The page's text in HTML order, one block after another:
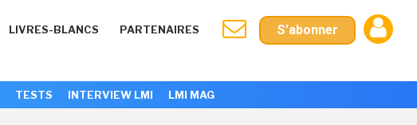
LIVRES-BLANCS PARTENAIRES S'abonner
TESTS INTERVIEW LMI LMI MAG